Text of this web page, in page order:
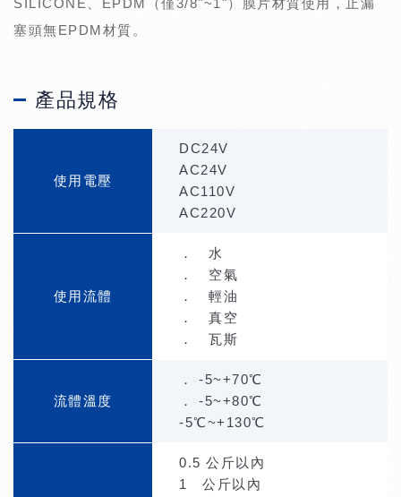
SILICONE、EPDM（僅3/8"~1"）膜片材質使用，止漏
塞頭無EPDM材質。
產品規格
使用電壓
DC24V
AC24V
AC110V
AC220V
使用流體
． 水
． 空氣
． 輕油
． 真空
． 瓦斯
流體溫度
． -5~+70℃
． -5~+80℃
-5℃~+130℃
0.5 公斤以內
1 公斤以內